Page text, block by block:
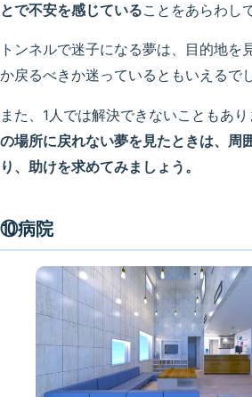
とで不安を感じていることをあらわし
トンネルで迷子になる夢は、目的地を
か戻るべきか迷っているともいえるで
また、1人では解決できないこともあり
の場所に戻れない夢を見たときは、周
り、助けを求めてみましょう。
⑩病院